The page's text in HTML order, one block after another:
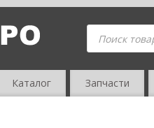
Каталог Запчасти